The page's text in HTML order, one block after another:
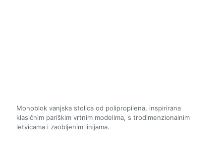
Monoblok vanjska stolica od polipropilena, inspirirana
klasičnim pariškim vrtnim modelima, s trodimenzionalnim
letvicama i zaobljenim linijama.